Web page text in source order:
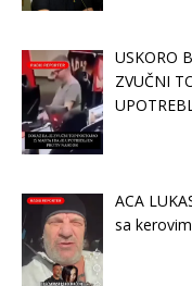
USKORO
ZVUČNI
ACA
sa